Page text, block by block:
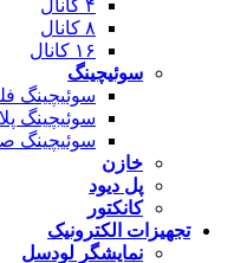
۴ کانال
۸ کانال
۱۶ کانال
سوئیچینگ
سوئیچینگ
سوئیچینگ
سوئیچینگ
خازن
پل دیود
کانکتور
تجهیزات الکترونیک
نمایشگر لودسل